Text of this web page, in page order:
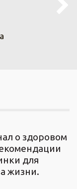
о здоровом
для
жизни.